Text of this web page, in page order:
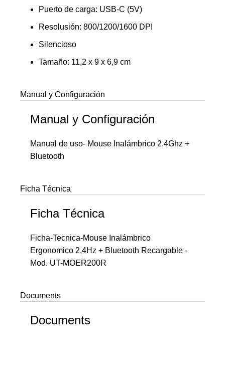
Puerto de carga: USB-C (5V)
Resolusión: 800/1200/1600 DPI
Silencioso
Tamaño: 11,2 x 9 x 6,9 cm
Manual y Configuración
Manual y Configuración
Manual de uso- Mouse Inalámbrico 2,4Ghz +
Bluetooth
Ficha Técnica
Ficha Técnica
Ficha-Tecnica-Mouse Inalámbrico
Ergonomico 2,4Hz + Bluetooth Recargable -
Mod. UT-MOER200R
Documents
Documents